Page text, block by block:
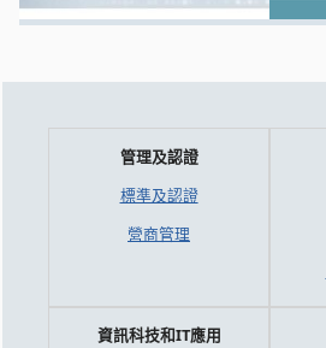
管理及認證
標準及認證
營商管理
資訊科技和IT應用